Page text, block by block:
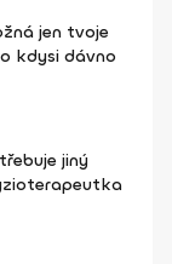
jen tvoje
kdysi dávno
jiný